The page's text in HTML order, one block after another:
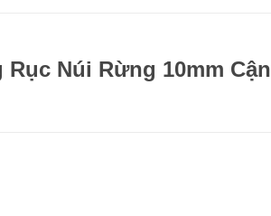
Núi Rừng 10mm Cận